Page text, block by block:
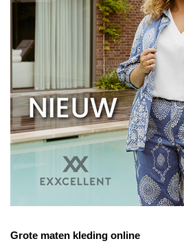
Grote maten kleding online